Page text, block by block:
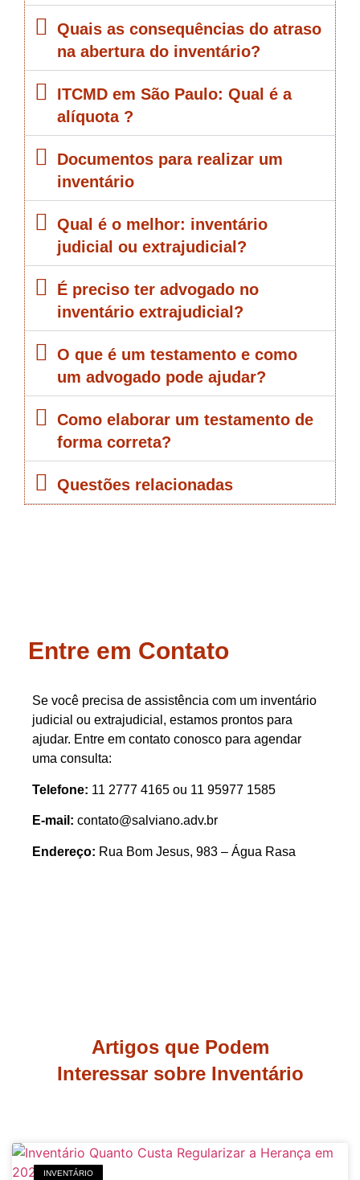
Quais as consequências do atraso
na abertura do inventário?
ITCMD em São Paulo: Qual é a
alíquota ?
Documentos para realizar um
inventário
Qual é o melhor: inventário
judicial ou extrajudicial?
É preciso ter advogado no
inventário extrajudicial?
O que é um testamento e como
um advogado pode ajudar?
Como elaborar um testamento de
forma correta?
Questões relacionadas
Entre em Contato
Se você precisa de assistência com um inventário
judicial ou extrajudicial, estamos prontos para
ajudar. Entre em contato conosco para agendar
uma consulta:
Telefone: 11 2777 4165 ou 11 95977 1585
E-mail: contato@salviano.adv.br
Endereço: Rua Bom Jesus, 983 – Água Rasa
Artigos que Podem
Interessar sobre Inventário
INVENTÁRIO